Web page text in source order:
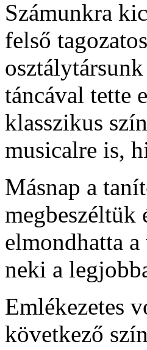
Számunkra
felső
táncával tette
klasszikus
musicalre is,
Másnap a
megbeszéltük
elmondhatta
neki a
Emlékezetes
következő